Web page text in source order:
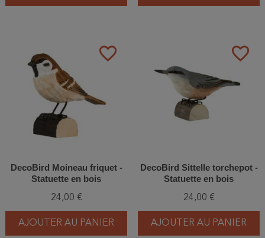
favorite_border
DecoBird Moineau friquet -
Statuette en bois
24,00 €
AJOUTER AU PANIER
favorite_border
DecoBird Sittelle torchepot -
Statuette en bois
24,00 €
AJOUTER AU PANIER